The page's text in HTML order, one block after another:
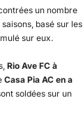
un nombre
basé sur les
sur eux.
Rio Ave FC à
Casa Pia AC en a
soldées sur un